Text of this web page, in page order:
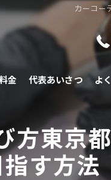
カーコー
金 代表あいさつ よ
方東京
す方法